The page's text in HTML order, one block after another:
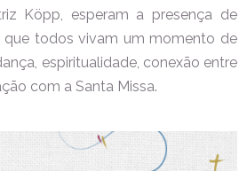
Köpp, esperam a presença de
que todos vivam um momento de
espiritualidade, conexão entre
com a Santa Missa.